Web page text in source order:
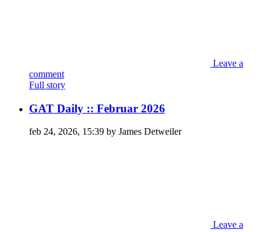
Leave a
comment
Full story
GAT Daily :: Februar 2026
feb 24, 2026, 15:39 by James Detweiler
Leave a